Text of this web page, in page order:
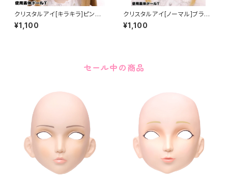
クリスタルアイ[キラキラ]ピンク
Crystal Eye[Glitter]Pink
¥1,100
クリスタルアイ[ノーマル]ブラウ
ン Crystal Eye[NORMALBro
wn
¥1,100
セール中の商品